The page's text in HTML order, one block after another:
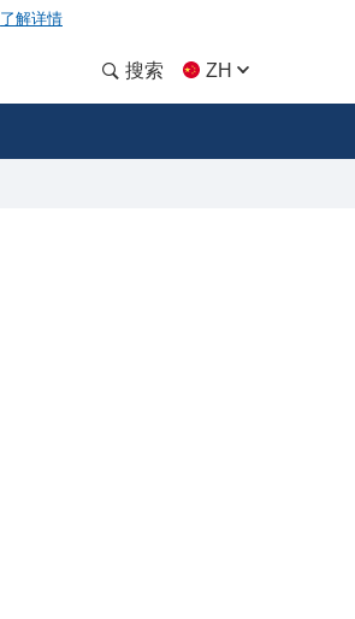
了解详情
搜索 ZH